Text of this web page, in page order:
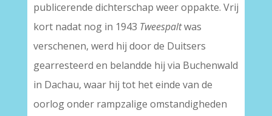
publicerende dichterschap weer oppakte. Vrij
kort nadat nog in 1943 Tweespaltwas
verschenen, werd hij door de Duitsers
gearresteerd en belandde hij via Buchenwald
in Dachau, waar hij tot het einde van de
oorlog onder rampzalige omstandigheden